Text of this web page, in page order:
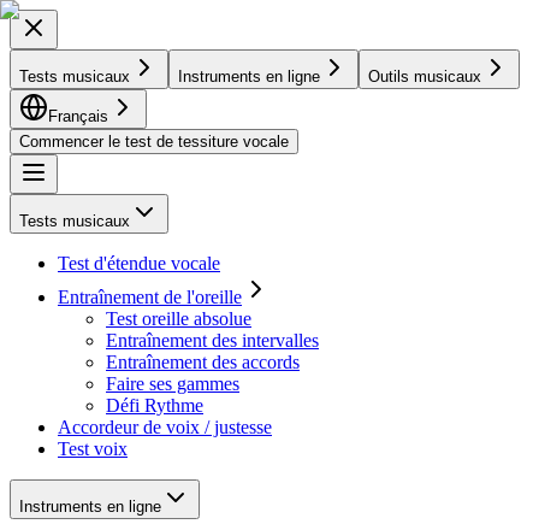
Tests musicaux Instruments en ligne Outils musicaux
Français
Commencer le test de tessiture vocale
Tests musicaux
Test d'étendue vocale
Entraînement de l'oreille
Test oreille absolue
Entraînement des intervalles
Entraînement des accords
Faire ses gammes
Défi Rythme
Accordeur de voix / justesse
Test voix
Instruments en ligne